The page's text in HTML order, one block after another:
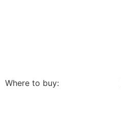
Where to buy: